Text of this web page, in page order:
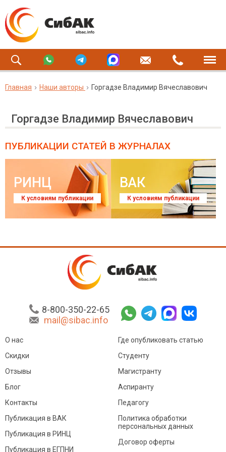
Главная Наши авторы Горгадзе Владимир Вячеславович
Горгадзе Владимир Вячеславович
ПУБЛИКАЦИИ СТАТЕЙ В ЖУРНАЛАХ
РИНЦ
К условиям публикации
ВАК
К условиям публикации
8-800-350-22-65
mail@sibac.info
О нас
Скидки
Отзывы
Блог
Контакты
Где опубликовать статью
Студенту
Магистранту
Аспиранту
Педагогу
Публикация в ВАК
Публикация в РИНЦ
Публикация в ЕГПНИ
Политика обработки
персональных данных
Договор оферты